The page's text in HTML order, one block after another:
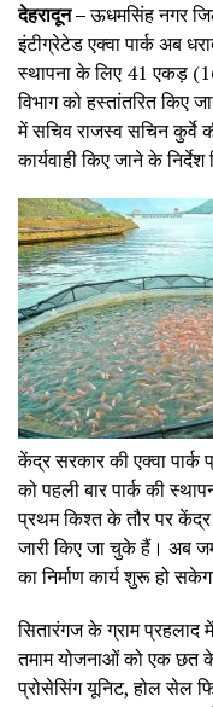
देहरादून –ऊधमसिंह नगर
इंटीग्रेटेड एक्वा पार्क अब
स्थापना के लिए 41 एकड़
विभाग को हस्तांतरित किए
में सचिव राजस्व सचिन कुर्वे
कार्यवाही किए जाने के निर्देश
केंद्र सरकार की एक्वा पार्क
को पहली बार पार्क की
प्रथम किश्त के तौर पर
जारी किए जा चुके हैं। अब
का निर्माण कार्य शुरू हो
सितारंगज के ग्राम
तमाम योजनाओं को एक छत
प्रोसेसिंग यूनिट, होल सेल